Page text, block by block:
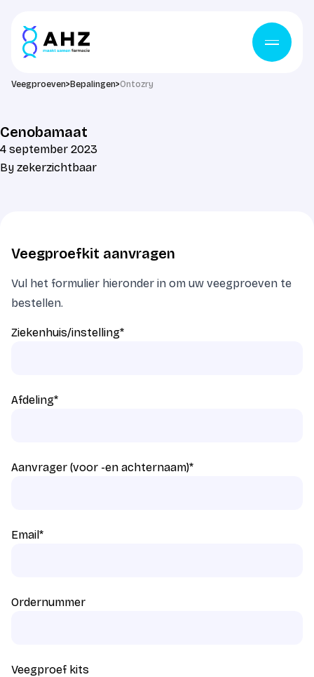
Veegproeven> Bepalingen>Ontozry
Cenobamaat
4 september 2023
By zekerzichtbaar
Veegproefkit aanvragen
Vul het formulier hieronder in om uw veegproeven te
bestellen.
Ziekenhuis/instelling*
Afdeling*
Aanvrager (voor -en achternaam)*
Email*
Ordernummer
Veegproef kits